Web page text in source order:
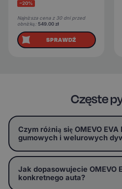
−20%
Najniższa cena z 30 dni przed
obniżką: 549.00zł
SPRAWDŹ
Częste
Czym różnią się OMEVO
gumowych i welurowych
Jak dopasowujecie OMEVO
konkretnego auta?